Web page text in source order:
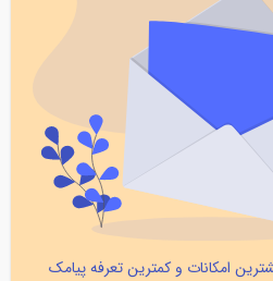
امکانات و کمترین تعرفه پیامک